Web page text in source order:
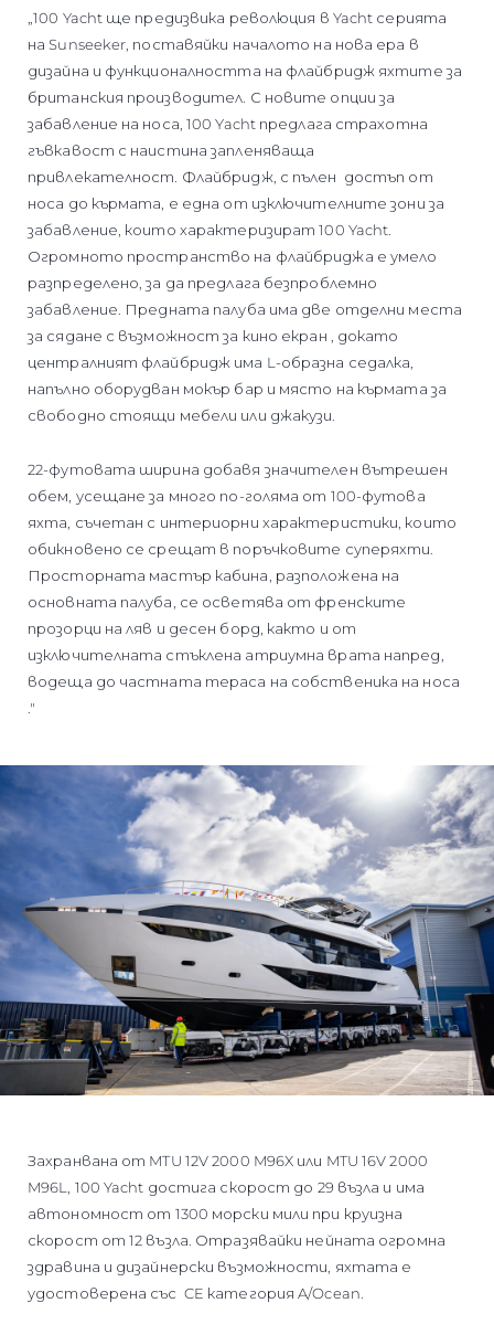
„100 Yacht ще предизвика революция в Yacht серията
на Sunseeker, поставяйки началото на нова ера в
дизайна и функционалността на флайбридж яхтите за
британския производител. С новите опции за
забавление на носа, 100 Yacht предлага страхотна
гъвкавост с наистина запленяваща
привлекателност. Флайбридж, с пълен достъп от
носа до кърмата, е една от изключителните зони за
забавление, които характеризират 100 Yacht.
Огромното пространство на флайбриджа е умело
разпределено, за да предлага безпроблемно
забавление. Предната палуба има две отделни места
за сядане с възможност за кино екран , докато
централният флайбридж има L-образна седалка,
напълно оборудван мокър бар и място на кърмата за
свободно стоящи мебели или джакузи.
22-футовата ширина добавя значителен вътрешен
обем, усещане за много по-голяма от 100-футова
яхта, съчетан с интериорни характеристики, които
обикновено се срещат в поръчковите суперяхти.
Просторната мастър кабина, разположена на
основната палуба, се осветява от френските
прозорци на ляв и десен борд, както и от
изключителната стъклена атриумна врата напред,
водеща до частната тераса на собственика на носа
."
Захранвана от MTU 12V 2000 M96X или MTU 16V 2000
M96L, 100 Yacht достига скорост до 29 възла и има
автономност от 1300 морски мили при круизна
скорост от 12 възла. Отразявайки нейната огромна
здравина и дизайнерски възможности, яхтата е
удостоверена със CE категория A/Ocean.